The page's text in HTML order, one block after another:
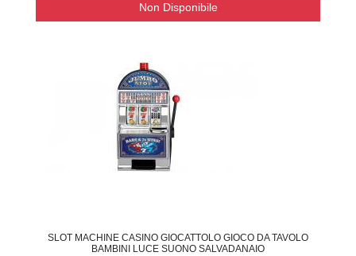
Non Disponibile
SLOT MACHINE CASINO GIOCATTOLO GIOCO DA TAVOLO
BAMBINI LUCE SUONO SALVADANAIO